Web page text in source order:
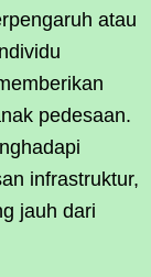
atau
pedesaan.
infrastruktur,
jauh dari